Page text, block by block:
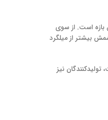
تا ۱۵ بهمن به ۲۷ هزار و ۲۳۶ تومان رسید که نشان‌دهنده افزایش ۲ هزار و ۶۲۰ تومانی در این بازه است. از سوی
رشد قیمت شمش بیشتر از میلگرد
نیز